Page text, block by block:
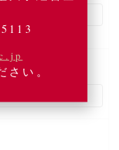
さい。